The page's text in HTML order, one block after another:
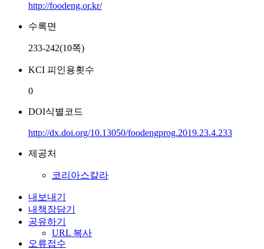
http://foodeng.or.kr/
수록면
233-242(10쪽)
KCI 피인용횟수
0
DOI식별코드
http://dx.doi.org/10.13050/foodengprog.2019.23.4.233
제공처
코리아스칼라
내보내기
내책장담기
공유하기
URL 복사
오류접수